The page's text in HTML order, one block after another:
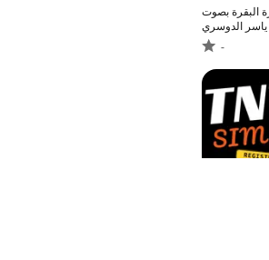
البقرة بصوت
ياسر الدوسري
-